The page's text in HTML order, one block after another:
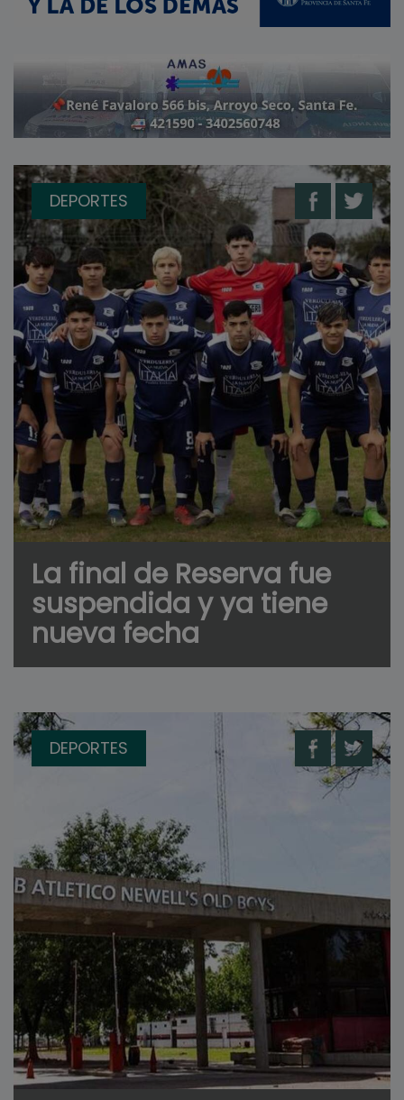
DEPORTES
La final de Reserva fue
suspendida y ya tiene
nueva fecha
DEPORTES